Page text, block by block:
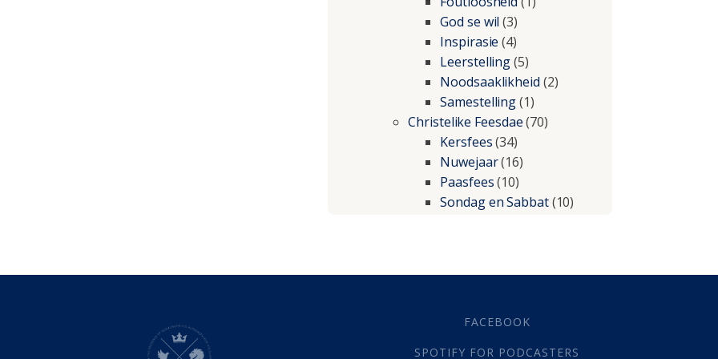
God se wil (3)
Inspirasie (4)
Leerstelling(5)
Noodsaaklikheid (2)
Samestelling(1)
Christelike Feesdae(70)
Kersfees(34)
Nuwejaar(16)
Paasfees(10)
Sondag en Sabbat(10)
Geestelike Groei
FACEBOOK
SPOTIFY FOR PODCASTERS